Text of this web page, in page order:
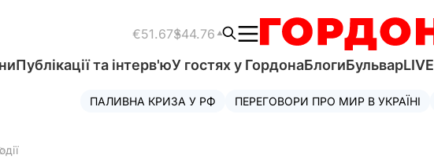
€51.67$44.76
Публікації та інтерв'юУ гостях у ГордонаБлогиБульварLIVE
ПАЛИВНА КРИЗА У РФ ПЕРЕГОВОРИ ПРО МИР В УКРАЇНІ